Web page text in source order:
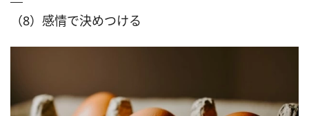
（8）感情で決めつける